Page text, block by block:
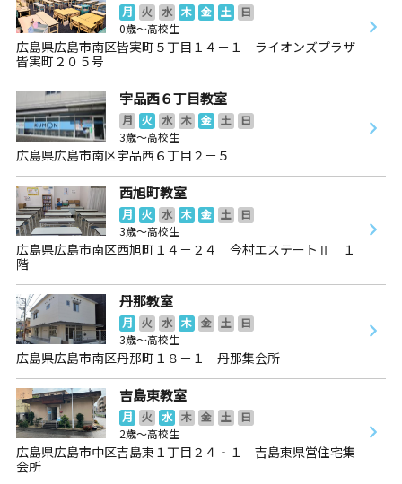
月 火 水 木 金 土
日
0歳～高校生
広島県広島市南区皆実町５丁目１４－１ ライオンズプラザ
皆実町２０５号
宇品西６丁目教室
月 火 水 木 金 土
日
3歳～高校生
広島県広島市南区宇品西６丁目２－５
西旭町教室
月 火 水 木 金 土
日
3歳～高校生
広島県広島市南区西旭町１４－２４ 今村エステートⅡ １
階
丹那教室
月 火 水 木 金 土
日
3歳～高校生
広島県広島市南区丹那町１８－１ 丹那集会所
吉島東教室
月 火 水 木 金 土
日
2歳～高校生
広島県広島市中区吉島東１丁目２４‐１ 吉島東県営住宅集
会所